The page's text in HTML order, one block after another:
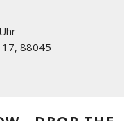
17, 88045